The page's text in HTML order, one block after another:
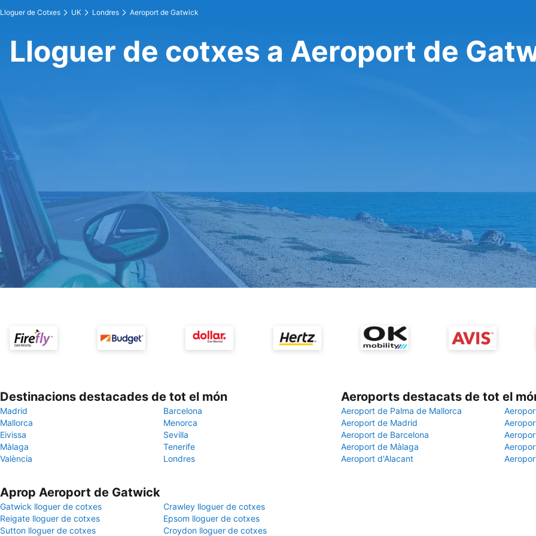
Lloguer de Cotxes UK Londres Aeroport de Gatwick
Lloguer de cotxes a Aeroport de
Destinacions destacades de tot el món
Madrid
Barcelona
Mallorca
Menorca
Eivissa
Sevilla
Màlaga
Tenerife
València
Londres
Aeroports destacats de tot el
Aeroport de Palma de Mallorca
Aeroport de Madrid
Aeroport de Barcelona
Aeroport de Màlaga
Aeroport d'Alacant
Aprop Aeroport de Gatwick
Gatwick lloguer de cotxes
Crawley lloguer de cotxes
Reigate lloguer de cotxes
Epsom lloguer de cotxes
Sutton lloguer de cotxes
Croydon lloguer de cotxes